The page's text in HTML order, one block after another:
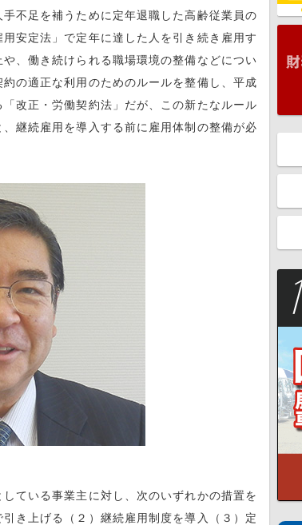
不足を補うために定年退職した高齢従業員の
安定法」で定年に達した人を引き続き雇用す
、働き続けられる職場環境の整備などについ
の適正な利用のためのルールを整備し、平成
改正・労働契約法」だが、この新たなルール
継続雇用を導入する前に雇用体制の整備が必
ている事業主に対し、次のいずれかの措置を
き上げる（２）継続雇用制度を導入（３）定